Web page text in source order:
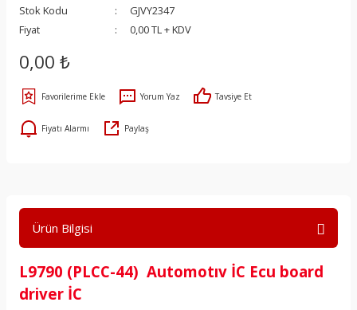
Stok Kodu
GJVY2347
Fiyat
0,00 TL + KDV
0,00 ₺
Yorum Yaz Tavsiye Et
Fiyatı Alarmı Paylaş
Ürün Bilgisi
L9790 (PLCC-44) Automotıv İC Ecu board
driver İC